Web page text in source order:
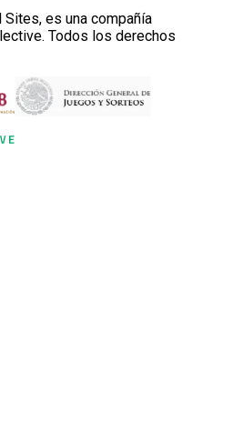
es una compañía
Todos los derechos